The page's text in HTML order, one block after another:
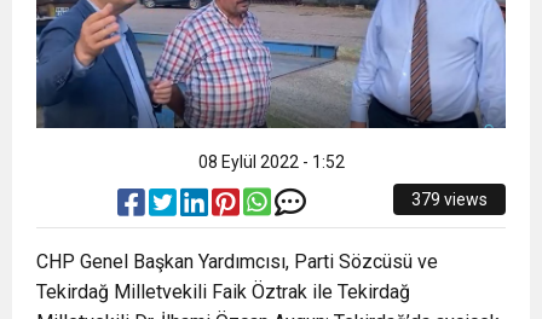
MUHTEŞEM FİNAL
08 Eylül 2022 - 1:52
379 views
CHP Genel Başkan Yardımcısı, Parti Sözcüsü ve
Tekirdağ Milletvekili Faik Öztrak ile Tekirdağ